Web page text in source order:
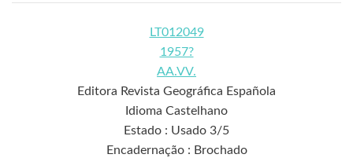
LT012049
1957?
AA.VV.
Editora Revista Geográfica Española
Idioma Castelhano
Estado : Usado 3/5
Encadernação : Brochado